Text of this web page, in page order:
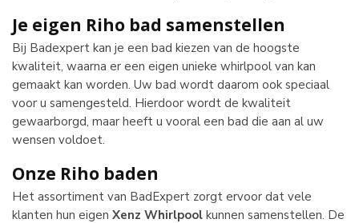
Je eigen Riho bad samenstellen
Bij Badexpert kan je een bad kiezen van de hoogste
kwaliteit, waarna er een eigen unieke whirlpool van kan
gemaakt kan worden. Uw bad wordt daarom ook speciaal
voor u samengesteld. Hierdoor wordt de kwaliteit
gewaarborgd, maar heeft u vooral een bad die aan al uw
wensen voldoet.
Onze Riho baden
Het assortiment van BadExpert zorgt ervoor dat vele
klanten hun eigen Xenz Whirlpool kunnen samenstellen. De